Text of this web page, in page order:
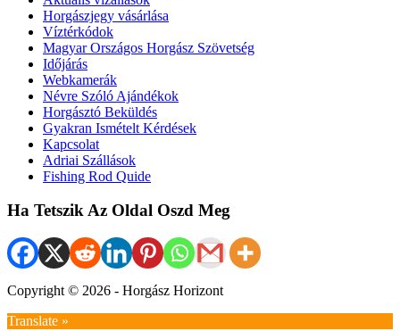
Horgászjegy vásárlása
Víztérkódok
Magyar Országos Horgász Szövetség
Időjárás
Webkamerák
Névre Szóló Ajándékok
Horgásztó Beküldés
Gyakran Ismételt Kérdések
Kapcsolat
Adriai Szállások
Fishing Rod Quide
Ha Tetszik Az Oldal Oszd Meg
Copyright © 2026 - Horgász Horizont
Translate »